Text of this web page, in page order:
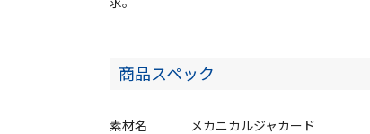
商品スペック
素材名
メカニカルジャカード